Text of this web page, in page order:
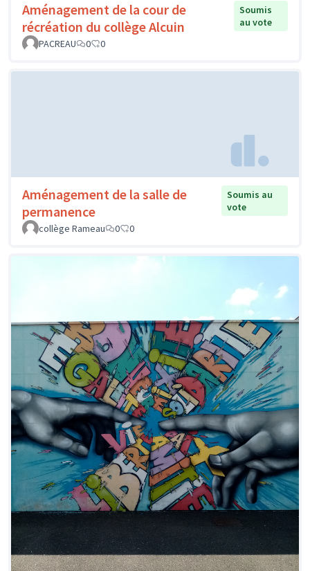
Aménagement de la cour de
récréation du collège Alcuin
Soumis
au vote
PACREAU
0 0
Aménagement de la salle de
permanence
Soumis au
vote
collège Rameau
0 0